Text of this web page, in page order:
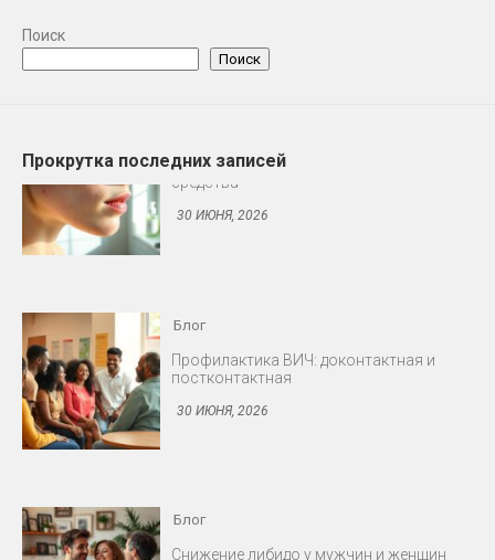
Поиск
Поиск
Прокрутка последних записей
Блог
Блог